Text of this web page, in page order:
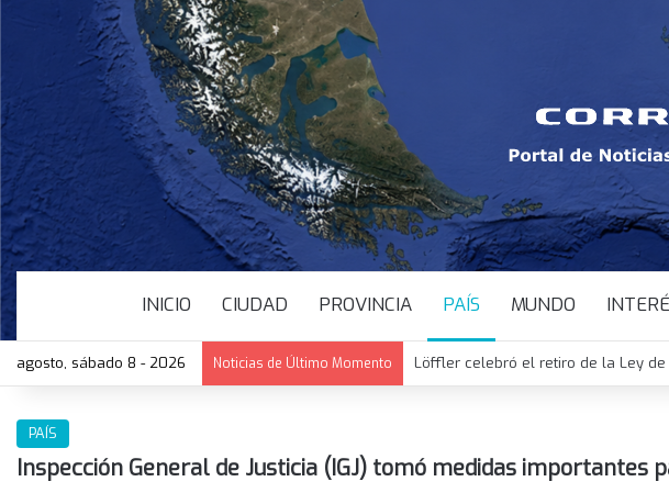
INICIO CIUDAD PROVINCIA PAÍS MUNDO
agosto, sábado 8 - 2026 Noticias de Último Momento Löffler celebró el retiro de la Ley de
PAÍS
Inspección General de Justicia (IGJ) tomó medidas importantes